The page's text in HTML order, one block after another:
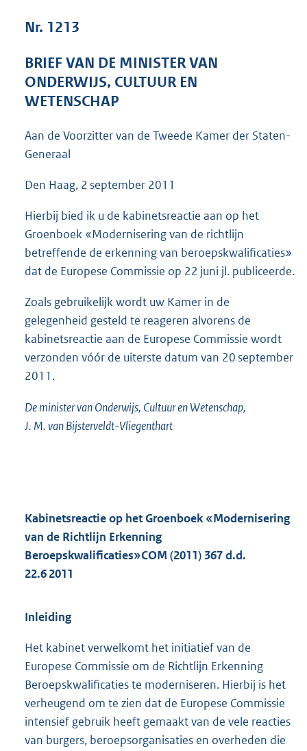
9
K
Nr. 1213
BRIEF VAN DE MINISTER VAN
ONDERWIJS, CULTUUR EN
WETENSCHAP
Aan de Voorzitter van de Tweede Kamer der Staten-
Generaal
Den Haag, 2 september 2011
Hierbij bied ik u de kabinetsreactie aan op het
Groenboek «Modernisering van de richtlijn
betreffende de erkenning van beroepskwalificaties»
dat de Europese Commissie op 22 juni jl. publiceerde.
Zoals gebruikelijk wordt uw Kamer in de
gelegenheid gesteld te reageren alvorens de
kabinetsreactie aan de Europese Commissie wordt
verzonden vóór de uiterste datum van 20 september
2011.
De minister van Onderwijs, Cultuur en Wetenschap,
J. M. van Bijsterveldt-Vliegenthart
Kabinetsreactie op het Groenboek «Modernisering
van de Richtlijn Erkenning
Beroepskwalificaties»COM (2011) 367 d.d.
22.6 2011
Inleiding
Het kabinet verwelkomt het initiatief van de
Europese Commissie om de Richtlijn Erkenning
Beroepskwalificaties te moderniseren. Hierbij is het
verheugend om te zien dat de Europese Commissie
intensief gebruik heeft gemaakt van de vele reacties
van burgers, beroepsorganisaties en overheden die